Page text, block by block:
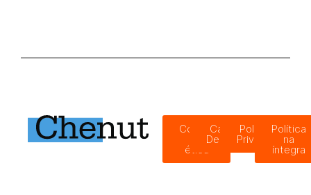
Código
ética
Canal de
Denúncias
Política de
Privacidade
Política
na
íntegra